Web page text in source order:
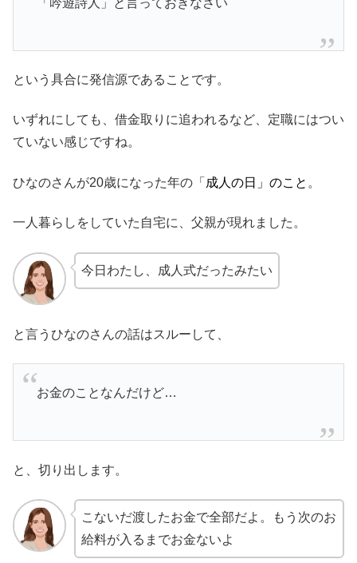
という具合に発信源であることです。
いずれにしても、借金取りに追われるなど、定職にはつい
ていない感じですね。
ひなのさんが20歳になった年の「 成人の日」のこと 。
一人暮らしをしていた自宅に、父親が現れました。
今日わたし、成人式だったみたい
と言うひなのさんの話はスルーして、
お金のことなんだけど…
と、切り出します。
こないだ渡したお金で全部だよ。もう次のお
給料が入るまでお金ないよ